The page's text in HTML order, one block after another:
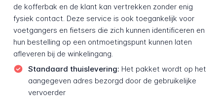
de kofferbak en de klant kan vertrekken zonder enig
fysiek contact. Deze service is ook toegankelijk voor
voetgangers en fietsers die zich kunnen identificeren en
hun bestelling op een ontmoetingspunt kunnen laten
afleveren bij de winkelingang.
Standaard thuislevering: Het pakket wordt op het
aangegeven adres bezorgd door de gebruikelijke
vervoerder